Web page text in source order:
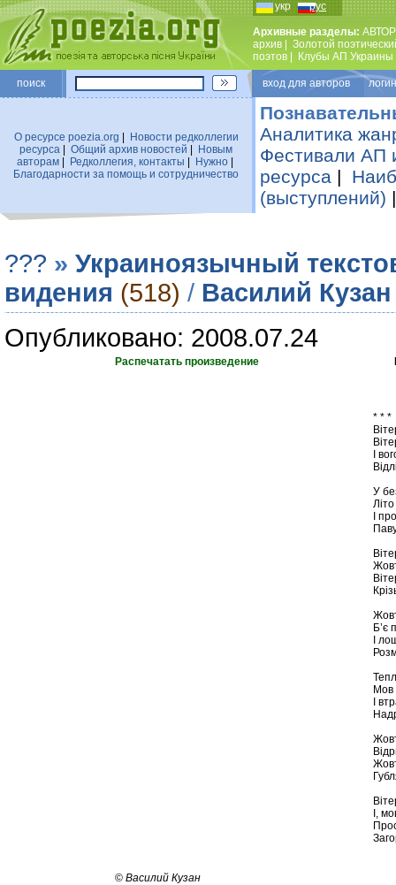
укр рус
Архивные разделы:
архив
Золотой
поэтов
Клубы АП Украины
поиск вход для авторов
О ресурсе poezia.org
Новости редколлегии
ресурса
Общий архив новостей
Новым
авторам| Редколлегия, контакты Нужно|
Благодарности за помощь и сотрудничество
Аналитика
Фестивали АП
ресурса |
(выступлений)
??? » Украиноязычный
видения (518) / Василий Кузан
Опубликовано: 2008.07.24
Распечатать произведение
* * *
І
У
І
Б’є
І
Мов
І
І,
© Василий Кузан